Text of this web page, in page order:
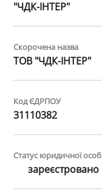
"ЧДК-ІНТЕР"
Скорочена назва
ТОВ "ЧДК-ІНТЕР"
Код ЄДРПОУ
31110382
Статус юридичної
зареєстровано